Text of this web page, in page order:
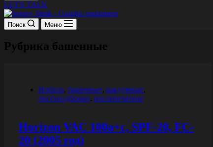
LET'S TALK
Поиск Меню
Рубрика башенные
Horizon, башенные, вакуумные,
листоподборки, послепечатное
Horizon VAC 100a+c, SPF-20, FC-
20 (2005 год)